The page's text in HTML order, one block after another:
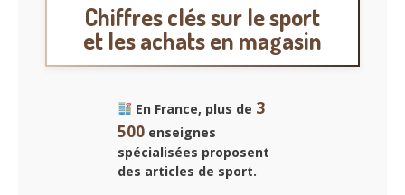
Chiffres clés sur le sport
et les achats en magasin
En France, plus de 3
500 enseignes
spécialisées proposent
des articles de sport.